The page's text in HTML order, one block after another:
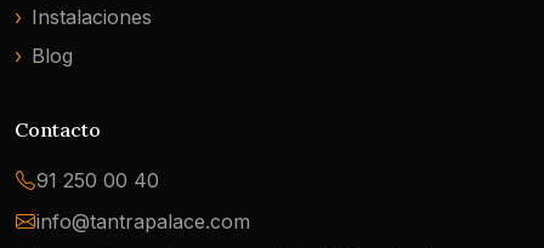
Instalaciones
Blog
Contacto
91 250 00 40
info@tantrapalace.com